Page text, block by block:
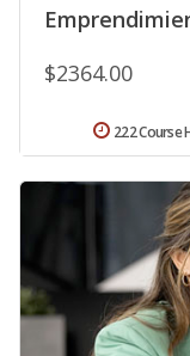
$2364.00
222 Course